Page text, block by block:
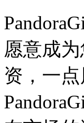
愿意成
资，一